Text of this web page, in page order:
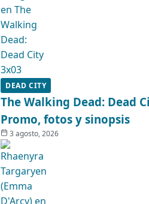
DEAD CITY
The Walking Dead: Dead
Promo, fotos y sinopsis
3 agosto, 2026